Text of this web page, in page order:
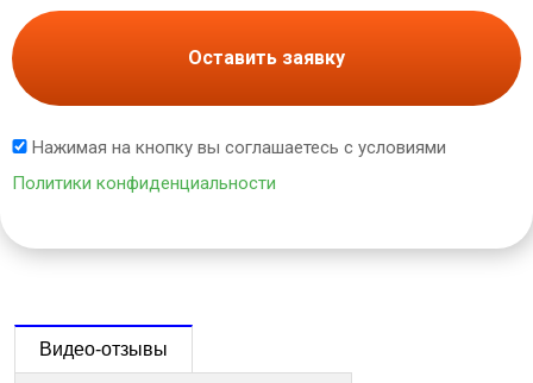
Оставить заявку
Нажимая на кнопку вы соглашаетесь с условиями
Политики конфиденциальности
Видео-отзывы